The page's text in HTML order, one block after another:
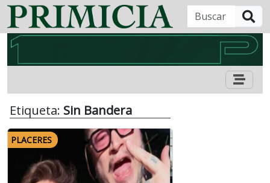
Etiqueta: Sin Bandera
PLACERES